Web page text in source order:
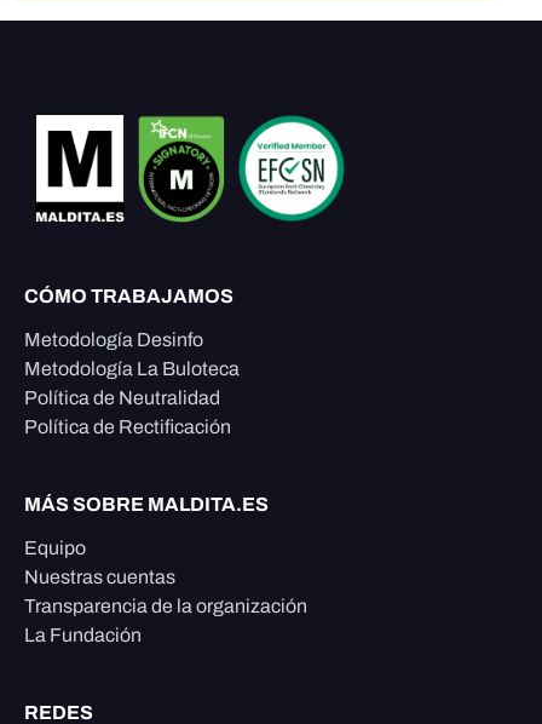
CÓMO TRABAJAMOS
Metodología Desinfo
Metodología La Buloteca
Política de Neutralidad
Política de Rectificación
MÁS SOBRE MALDITA.ES
Equipo
Nuestras cuentas
Transparencia de la organización
La Fundación
REDES